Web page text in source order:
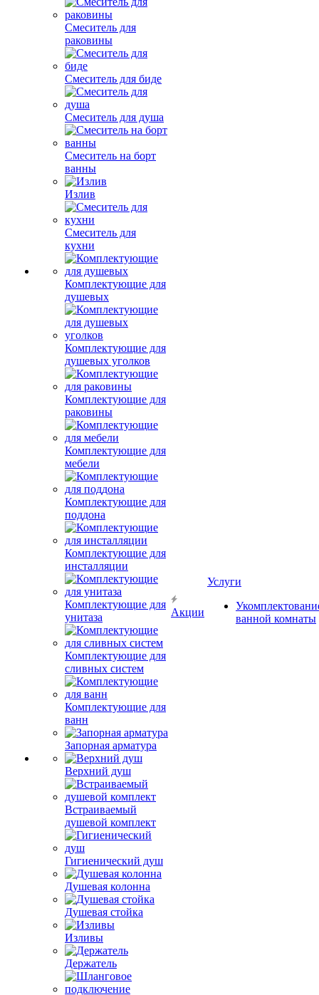
Смеситель для
раковины
Смеситель для биде
Смеситель для душа
Смеситель на борт
ванны
Излив
Смеситель для
кухни
Комплектующие для
душевых
Комплектующие для
душевых уголков
Комплектующие для
раковины
Комплектующие для
мебели
Комплектующие для
поддона
Комплектующие для
инсталляции
Комплектующие для
унитаза
Комплектующие для
сливных систем
Комплектующие для
ванн
Запорная арматура
Верхний душ
Встраиваемый
душевой комплект
Гигиенический душ
Душевая колонна
Душевая стойка
Изливы
Держатель
Акции
Услуги
ванной комнаты